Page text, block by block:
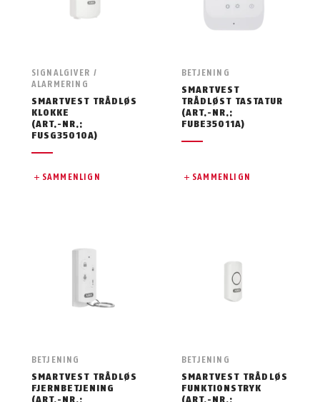
SIGNALGIVER /
ALARMERING
SMARTVEST TRÅDLØS
KLOKKE
(ART.-NR.:
FUSG35010A)
SAMMENLIGN
BETJENING
SMARTVEST
TRÅDLØST TASTATUR
(ART.-NR.:
FUBE35011A)
SAMMENLIGN
BETJENING
SMARTVEST TRÅDLØS
FJERNBETJENING
(ART.-NR.:
BETJENING
SMARTVEST TRÅDLØS
FUNKTIONSTRYK
(ART.-NR.: